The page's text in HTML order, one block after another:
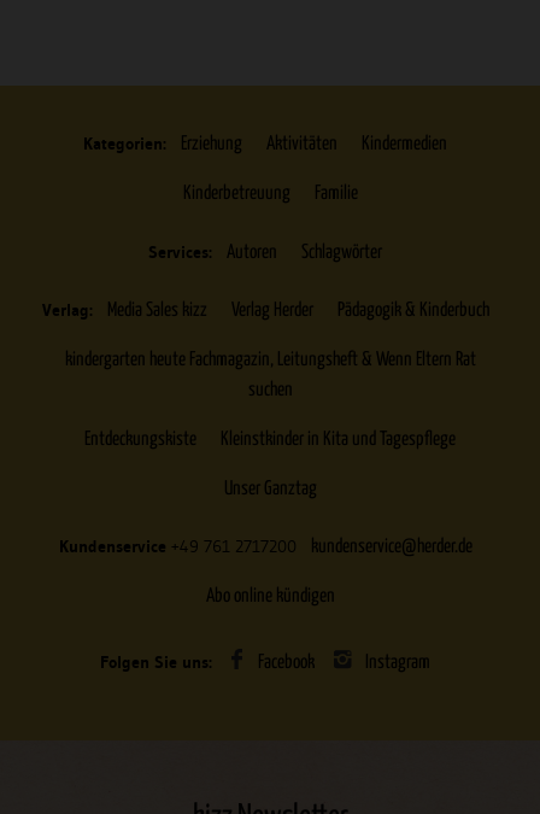
Kategorien: Erziehung Aktivitäten Kindermedien
Kinderbetreuung Familie
Services: Autoren Schlagwörter
Verlag: Media Sales kizz Verlag Herder Pädagogik & Kinderbuch
kindergarten heute Fachmagazin, Leitungsheft & Wenn Eltern Rat
suchen
Entdeckungskiste Kleinstkinder in Kita und Tagespflege
Unser Ganztag
Kundenservice +49 761 2717200 kundenservice@herder.de
Abo online kündigen
Folgen Sie uns: Facebook Instagram